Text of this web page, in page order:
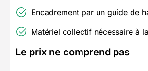
Encadrement par un guide de
Matériel collectif nécessaire à
Le prix ne comprend pas